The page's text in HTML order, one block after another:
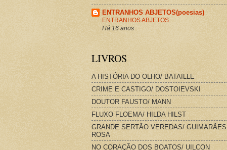
ENTRANHOS ABJETOS(poesias)
ENTRANHOS ABJETOS
Há 16 anos
LIVROS
A HISTÓRIA DO OLHO/ BATAILLE
CRIME E CASTIGO/ DOSTOIEVSKI
DOUTOR FAUSTO/ MANN
FLUXO FLOEMA/ HILDA HILST
GRANDE SERTÃO VEREDAS/ GUIMARÃES
ROSA
NO CORAÇÃO DOS BOATOS/ UILCON